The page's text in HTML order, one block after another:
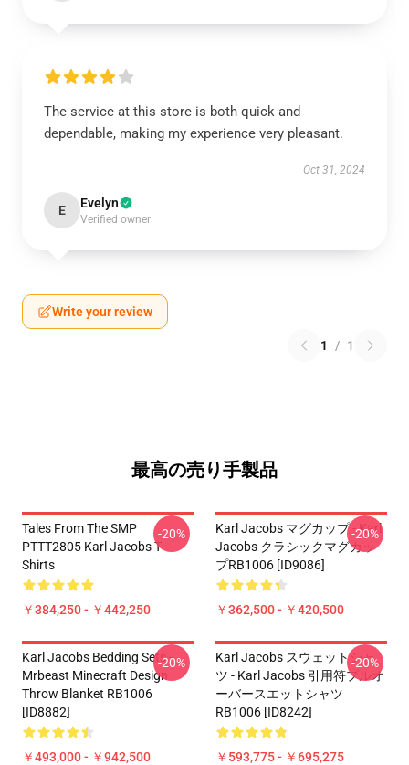
The service at this store is both quick and
dependable, making my experience very pleasant.
Oct 31, 2024
E Evelyn
Verified owner
Write your review
1 / 1
最高の売り手製品
Tales From The SMP
PTTT2805 Karl Jacobs T-
Shirts
￥384,250 - ￥442,250
-20%
Karl Jacobs マグカップ - Karl
Jacobs クラシックマグカッ
プRB1006 [ID9086]
￥362,500 - ￥420,500
-20%
Karl Jacobs Bedding Sets -
Mrbeast Minecraft Design
Throw Blanket RB1006
[ID8882]
￥493,000 - ￥942,500
-20%
Karl Jacobs スウェットシャ
ツ - Karl Jacobs 引用符プルオ
ーバースエットシャツ
RB1006 [ID8242]
￥593,775 - ￥695,275
-20%